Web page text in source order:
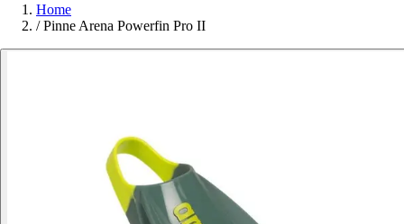
Home
/ Pinne Arena Powerfin Pro II